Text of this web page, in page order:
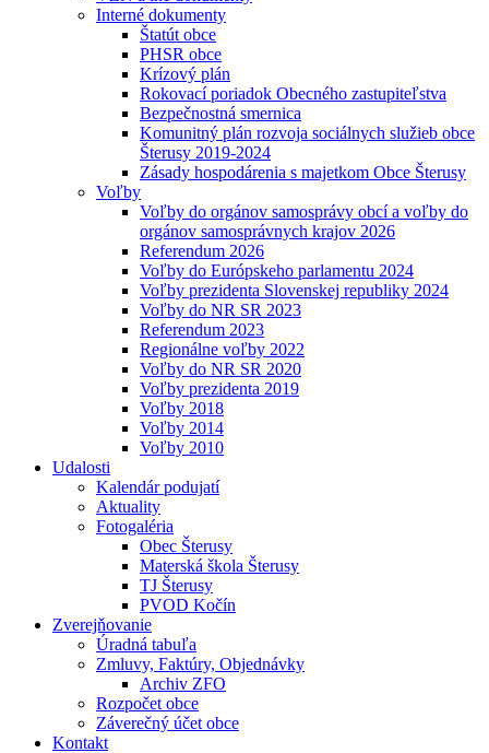
Interné dokumenty
Štatút obce
PHSR obce
Krízový plán
Rokovací poriadok Obecného zastupiteľstva
Bezpečnostná smernica
Komunitný plán rozvoja sociálnych služieb obce
Šterusy 2019-2024
Zásady hospodárenia s majetkom Obce Šterusy
Voľby
Voľby do orgánov samosprávy obcí a voľby do
orgánov samosprávnych krajov 2026
Referendum 2026
Voľby do Európskeho parlamentu 2024
Voľby prezidenta Slovenskej republiky 2024
Voľby do NR SR 2023
Referendum 2023
Regionálne voľby 2022
Voľby do NR SR 2020
Voľby prezidenta 2019
Voľby 2018
Voľby 2014
Voľby 2010
Udalosti
Kalendár podujatí
Aktuality
Fotogaléria
Obec Šterusy
Materská škola Šterusy
TJ Šterusy
PVOD Kočín
Zverejňovanie
Úradná tabuľa
Zmluvy, Faktúry, Objednávky
Archiv ZFO
Rozpočet obce
Záverečný účet obce
Kontakt